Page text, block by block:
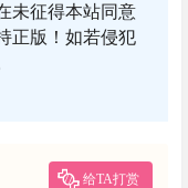
未征得本站同意
正版！如若侵犯
给TA打赏